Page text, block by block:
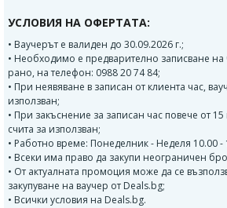
УСЛОВИЯ НА ОФЕРТАТА:
• Ваучерът е валиден до 30.09.2026 г.;
• Необходимо е предварително записване
рано, на телефон: 0988 20 74 84;
• При неявяване в записан от клиента час,
използван;
• При закъснение за записан час повече от
счита за използван;
• Работно време: Понеделник - Неделя 10.00 -
• Всеки има право да закупи неограничен
• От актуалната промоция може да се
закупуване на ваучер от Deals.bg;
• Всички условия на Deals.bg.